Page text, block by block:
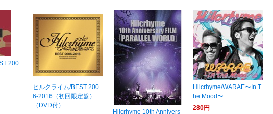
200
ヒルクライム/BEST 200
6-2016（初回限定盤）
（DVD付）
Hilcrhyme 10th Annivers
Hilcrhyme/WARAE〜In T
he Mood〜
280円